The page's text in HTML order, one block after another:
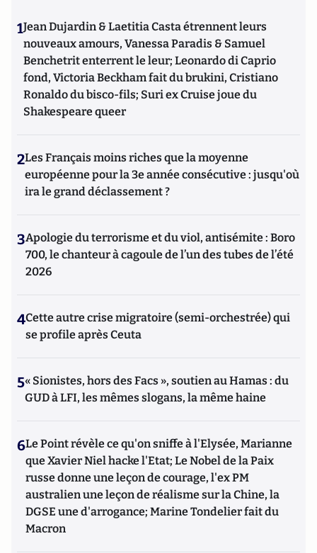
1Jean Dujardin & Laetitia Casta étrennent leurs
nouveaux amours, Vanessa Paradis & Samuel
Benchetrit enterrent le leur; Leonardo di Caprio
fond, Victoria Beckham fait du brukini, Cristiano
Ronaldo du bisco-fils; Suri ex Cruise joue du
Shakespeare queer
2Les Français moins riches que la moyenne
européenne pour la 3e année consécutive : jusqu'où
ira le grand déclassement ?
3Apologie du terrorisme et du viol, antisémite : Boro
700, le chanteur à cagoule de l’un des tubes de l’été
2026
4Cette autre crise migratoire (semi-orchestrée) qui
se profile après Ceuta
5« Sionistes, hors des Facs », soutien au Hamas : du
GUD à LFI, les mêmes slogans, la même haine
6Le Point révèle ce qu'on sniffe à l'Elysée, Marianne
que Xavier Niel hacke l'Etat; Le Nobel de la Paix
russe donne une leçon de courage, l'ex PM
australien une leçon de réalisme sur la Chine, la
DGSE une d'arrogance; Marine Tondelier fait du
Macron